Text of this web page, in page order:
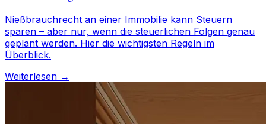
Nießbrauchrecht an einer Immobilie kann Steuern
sparen – aber nur, wenn die steuerlichen Folgen genau
geplant werden. Hier die wichtigsten Regeln im
Überblick.
Weiterlesen →